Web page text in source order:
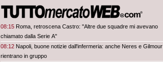
08:15 Roma, retroscena Castro: "Altre due squadre mi avevano
chiamato dalla Serie A"
08:12 Napoli, buone notizie dall'infermeria: anche Neres e Gilmour
rientrano in gruppo